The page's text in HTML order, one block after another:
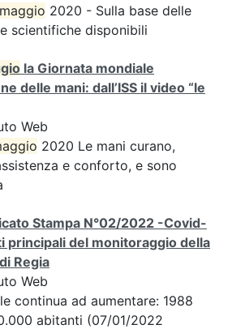
maggio 2020 - Sulla base delle
scientifiche disponibili
la Giornata mondiale
delle mani: dall’ISS il video “le
Web
2020 Le mani curano,
e conforto, e sono
Stampa N°02/2022 -Covid-
principali del monitoraggio della
Regia
Web
continua ad aumentare: 1988
abitanti (07/01/2022